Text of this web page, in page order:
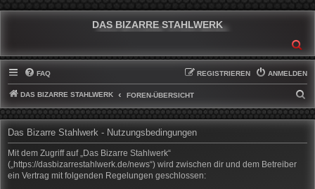
DAS BIZARRE STAHLWERK
FAQ ANMELDEN
REGISTRIEREN
DAS BIZARRE STAHLWERK FOREN-ÜBERSICHT
U
H
Das Bizarre Stahlwerk - Nutzungsbedingungen
Mit dem Zugriff auf „Das Bizarre Stahlwerk“
(„https://dasbizarrestahlwerk.de/news“) wird zwischen dir und dem Betreiber
ein Vertrag mit folgenden Regelungen geschlossen: